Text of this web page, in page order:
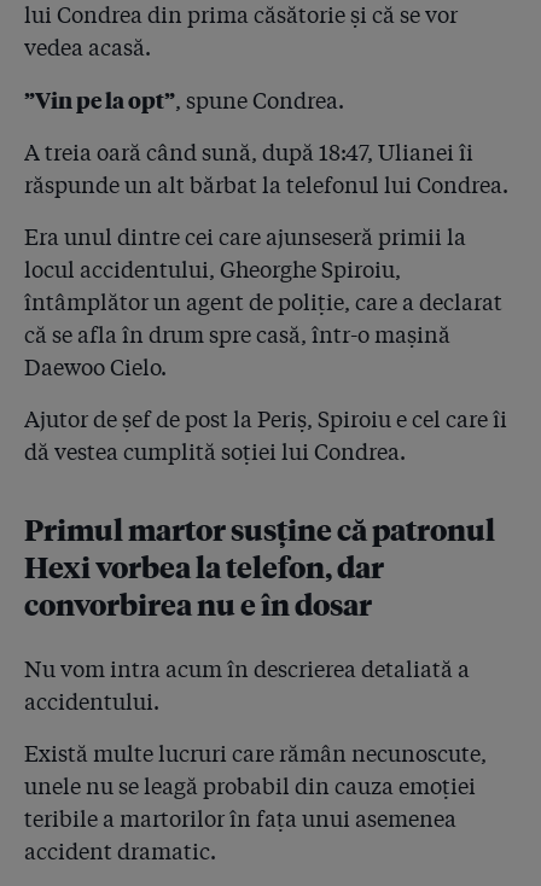
lui Condrea din prima căsătorie și că se vor
vedea acasă.
”Vin pe la opt”, spune Condrea.
A treia oară când sună, după 18:47, Ulianei îi
răspunde un alt bărbat la telefonul lui Condrea.
Era unul dintre cei care ajunseseră primii la
locul accidentului, Gheorghe Spiroiu,
întâmplător un agent de poliție, care a declarat
că se afla în drum spre casă, într-o mașină
Daewoo Cielo.
Ajutor de șef de post la Periș, Spiroiu e cel care îi
dă vestea cumplită soției lui Condrea.
Primul martor susține că patronul
Hexi vorbea la telefon, dar
convorbirea nu e în dosar
Nu vom intra acum în descrierea detaliată a
accidentului.
Există multe lucruri care rămân necunoscute,
unele nu se leagă probabil din cauza emoției
teribile a martorilor în fața unui asemenea
accident dramatic.